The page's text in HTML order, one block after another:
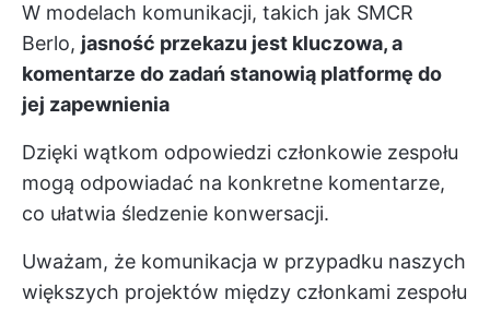
W modelach komunikacji, takich jak SMCR
Berlo, jasność przekazu jest kluczowa, a
komentarze do zadań stanowią platformę do
jej zapewnienia
Dzięki wątkom odpowiedzi członkowie zespołu
mogą odpowiadać na konkretne komentarze,
co ułatwia śledzenie konwersacji.
Uważam, że komunikacja w przypadku naszych
większych projektów między członkami zespołu